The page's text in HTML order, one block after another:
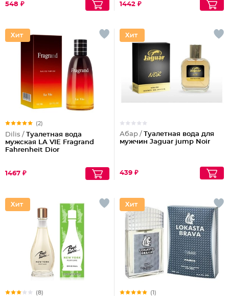
548 ₽ 1442 ₽
(2)
Dilis / Туалетная вода
мужская LA VIE Fragrand
Fahrenheit Dior
1467 ₽
Абар / Туалетная вода для
мужчин Jaguar jump Noir
439 ₽
(8) (1)